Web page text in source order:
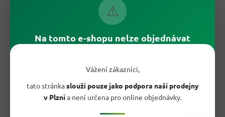
⚠
Na tomto e-shopu nelze objednávat
Vážení zákazníci,
tato stránkaslouží pouze jako podpora naší prodejny
v Plznia není určena pro online objednávky.